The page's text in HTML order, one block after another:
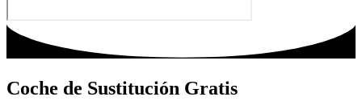
Coche de Sustitución Gratis